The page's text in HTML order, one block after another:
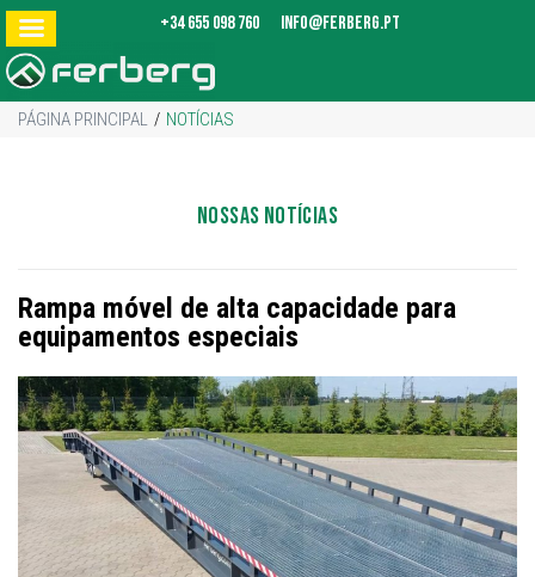
+34 655 098 760 info@ferberg.pt
PÁGINA PRINCIPAL / NOTÍCIAS
NOSSAS NOTÍCIAS
Rampa móvel de alta capacidade para
equipamentos especiais